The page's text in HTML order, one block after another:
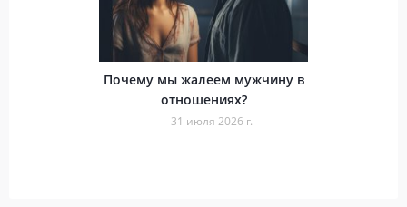
Почему мы жалеем мужчину в
отношениях?
31 июля 2026 г.